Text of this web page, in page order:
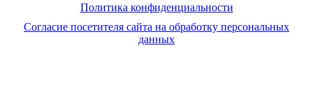
Политика конфиденциальности
Согласие посетителя сайта на обработку персональных
данных